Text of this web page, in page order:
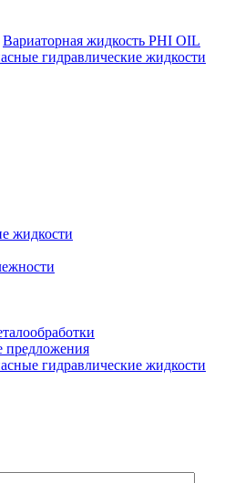
Вариаторная жидкость PHI OIL
гидравлические жидкости
жидкости
предложения
гидравлические жидкости